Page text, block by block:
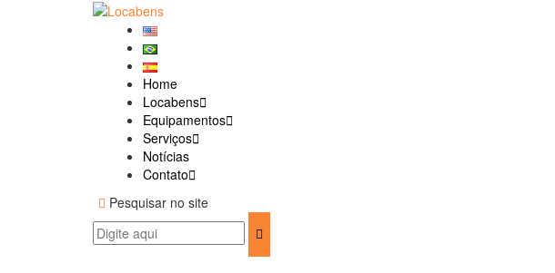
Home
Locabens
Equipamentos
Serviços
Notícias
Contato
Pesquisar no site
Procurar: